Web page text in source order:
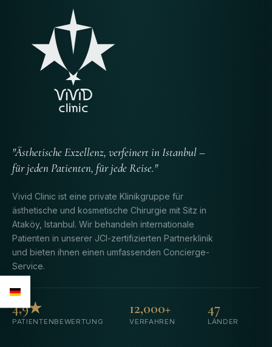
"Ästhetische Exzellenz, verfeinert in Istanbul –
für jeden Patienten, für jede Reise."
Vivid Clinic ist eine private Klinikgruppe für
ästhetische und kosmetische Chirurgie mit Sitz in
Ataköy, Istanbul. Wir behandeln internationale
Patienten in unserer JCI-zertifizierten Partnerklinik
und bieten ihnen einen umfassenden Concierge-
Service.
4,9★
PATIENTENBEWERTUNG
12,000+
VERFAHREN
47
LÄNDER